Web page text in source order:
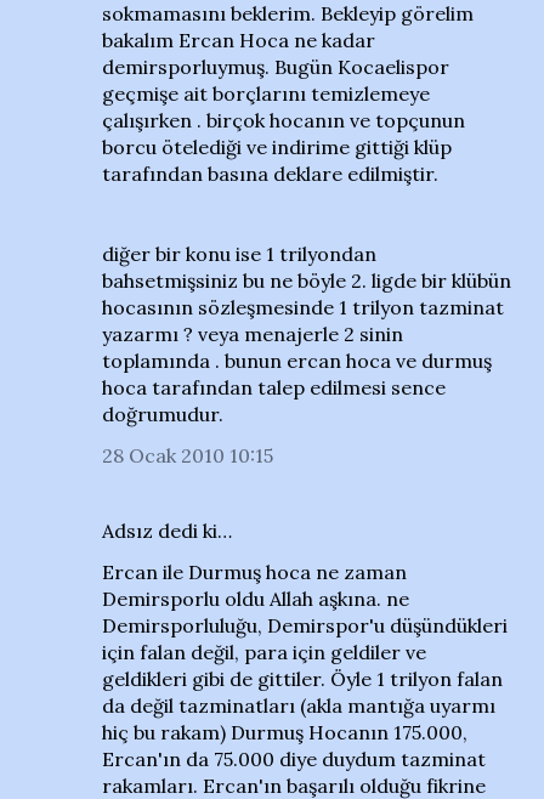
sokmamasını beklerim. Bekleyip görelim
bakalım Ercan Hoca ne kadar
demirsporluymuş. Bugün Kocaelispor
geçmişe ait borçlarını temizlemeye
çalışırken . birçok hocanın ve topçunun
borcu ötelediği ve indirime gittiği klüp
tarafından basına deklare edilmiştir.
diğer bir konu ise 1 trilyondan
bahsetmişsiniz bu ne böyle 2. ligde bir klübün
hocasının sözleşmesinde 1 trilyon tazminat
yazarmı ? veya menajerle 2 sinin
toplamında . bunun ercan hoca ve durmuş
hoca tarafından talep edilmesi sence
doğrumudur.
28 Ocak 2010 10:15
Adsız dedi ki…
Ercan ile Durmuş hoca ne zaman
Demirsporlu oldu Allah aşkına. ne
Demirsporluluğu, Demirspor'u düşündükleri
için falan değil, para için geldiler ve
geldikleri gibi de gittiler. Öyle 1 trilyon falan
da değil tazminatları (akla mantığa uyarmı
hiç bu rakam) Durmuş Hocanın 175.000,
Ercan'ın da 75.000 diye duydum tazminat
rakamları. Ercan'ın başarılı olduğu fikrine